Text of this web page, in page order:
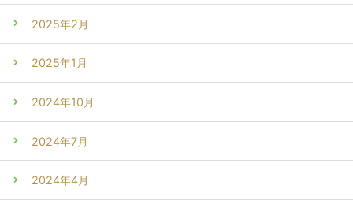
2025年2月
2025年1月
2024年10月
2024年7月
2024年4月